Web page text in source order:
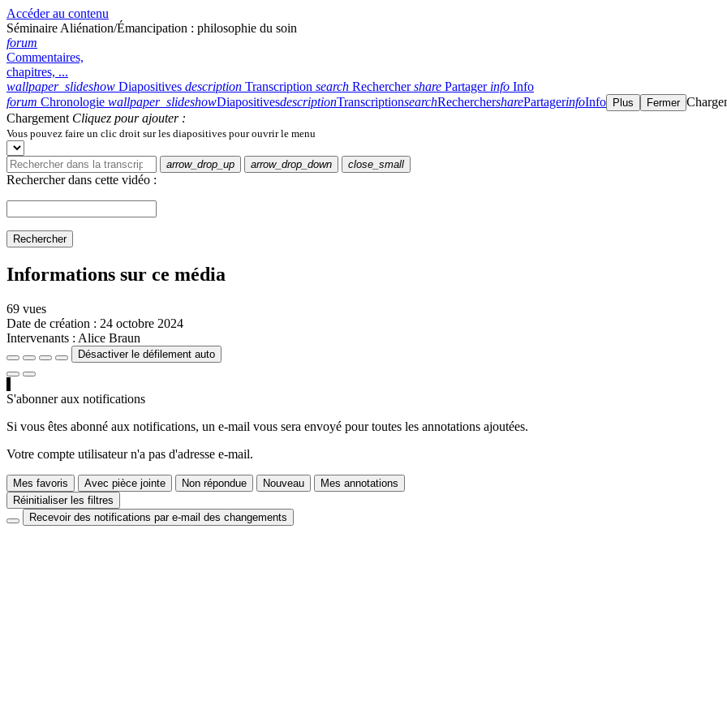
Accéder au contenu
Séminaire Aliénation/Émancipation : philosophie du soin
forum
Commentaires,
chapitres, ...
wallpaper_slideshow Diapositives description Transcription search Rechercher share Partager info Info
forum Chronologie wallpaper_slideshowDiapositivesdescriptionTranscriptionsearchRecherchersharePartagerinfoInfo Plus Fermer
Chargement Cliquez pour ajouter :
Vous pouvez faire un clic droit sur les diapositives pour ouvrir le menu
arrow_drop_up arrow_drop_down close_small
Rechercher dans cette vidéo :
Rechercher
Informations sur ce média
69 vues
Date de création : 24 octobre 2024
Intervenants : Alice Braun
Désactiver le défilement auto
S'abonner aux notifications
Si vous êtes abonné aux notifications, un e-mail vous sera envoyé pour toutes les annotations ajoutées.
Votre compte utilisateur n'a pas d'adresse e-mail.
Mes favoris Avec pièce jointe Non répondue Nouveau
Mes annotations
Réinitialiser les filtres
Recevoir des notifications par e-mail des changements